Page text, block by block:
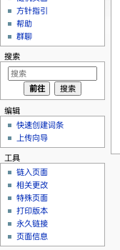
方针指引
帮助
群聊
搜索
编辑
快速创建词条
上传向导
工具
链入页面
相关更改
特殊页面
打印版本
永久链接
页面信息